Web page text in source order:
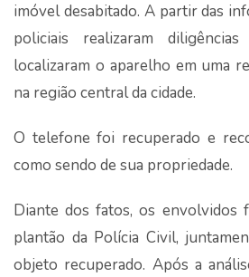
imóvel desabitado. A partir das
policiais realizaram
localizaram o aparelho em uma
na região central da cidade.
O telefone foi recuperado e
como sendo de sua propriedade.
Diante dos fatos, os envolvidos
plantão da Polícia Civil,
objeto recuperado. Após a